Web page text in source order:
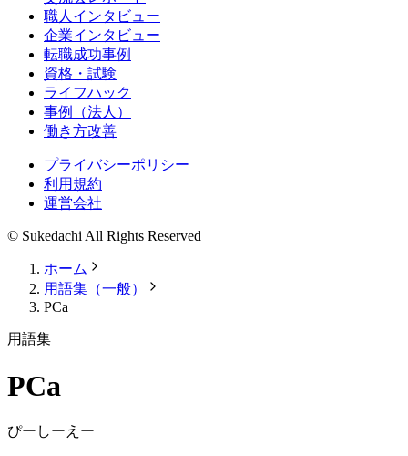
職人インタビュー
企業インタビュー
転職成功事例
資格・試験
ライフハック
事例（法人）
働き方改善
プライバシーポリシー
利用規約
運営会社
© Sukedachi All Rights Reserved
ホーム
用語集（一般）
PCa
用語集
PCa
ぴーしーえー